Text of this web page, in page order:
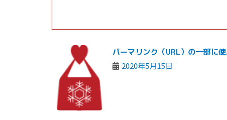
パーマリンク（URL）の一部に
2020年5月15日